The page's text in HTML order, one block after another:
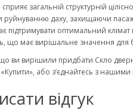
загальній структурній
руйнуванню даху, захищаючи
підтримувати оптимальний
що має вирішальне значення для
ви вирішили придбати Скло
«Купити», або з’єднайтесь з
відгук